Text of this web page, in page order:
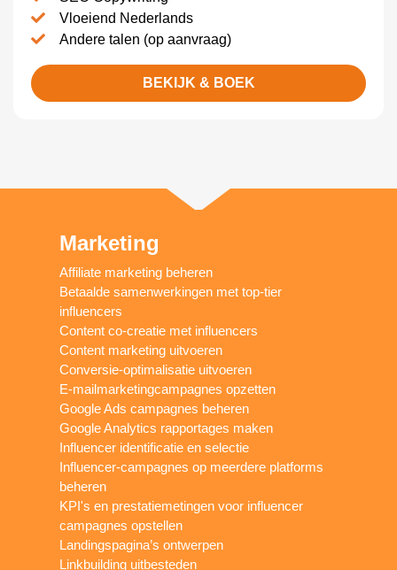
Vloeiend Nederlands
Andere talen (op aanvraag)
BEKIJK & BOEK
Marketing
Affiliate marketing beheren
Betaalde samenwerkingen met top-tier
influencers
Content co-creatie met influencers
Content marketing uitvoeren
Conversie-optimalisatie uitvoeren
E-mailmarketingcampagnes opzetten
Google Ads campagnes beheren
Google Analytics rapportages maken
Influencer identificatie en selectie
Influencer-campagnes op meerdere platforms
beheren
KPI's en prestatiemetingen voor influencer
campagnes opstellen
Landingspagina’s ontwerpen
Linkbuilding uitbesteden